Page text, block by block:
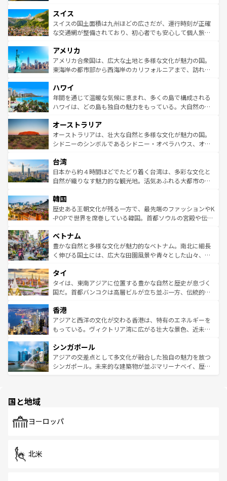
れる地方に足を運ぶとそれぞれで全く異なる文化を体験で
きるだろう。 なお、新着のフランス情報はコンテンツ一覧
を参照してほしい。
は、お酒好きな人にはぜひ体験してほしい。 なお、新着の
ドイツ情報はコンテンツ一覧を参照してほしい。
リアごとに異なる魅力がある。また、優雅なアフタヌーン
ティー、ビール好きにはたまらない英国パブ、サッカー観
戦など、本場だからこそできる体験も豊富。イギリスを旅
ンツ一覧を参照してほしい。
スイス
スイスの国土面積は九州ほどの広さだが、運行時刻が正確
な交通網が整備されており、初心者でも安心して個人旅行
の建物がそのまま残る町や、スイスならではのユニークな
博物館もあり、アルプス観光だけでなく町歩きも満喫する
ことができる。国民の所得が高いため物価も高いが、旅行
ば市内交通費無料で観光を楽しむこともできる。 なお、新
着のスイス情報はコンテンツ一覧 を参照してほしい。
アメリカ
アメリカ合衆国は、広大な土地と多様な文化が魅力の国。
東海岸の都市部から西海岸のカリフォルニアまで、訪れる
のような巨大都市は、観光、ショッピング、エンターテイ
ンメントが詰まった刺激的なスポットだ。一方、アメリカ
西部には大自然が広がり、グランドキャニオンやイエロー
部のニューオーリンズでは、音楽と美食が融合した独特の
文化が魅力。旅行者はアメリカの各地域で異なる魅力を楽
しみながら、その多様性と豊かな歴史を感じることができ
ならではの贅沢な旅のスタイルだ。 なお、新着のアメリカ
情報はコンテンツ一覧を参照してほしい。
ハワイ
年間を通じて温暖な気候に恵まれ、多くの島で構成される
ハワイは、どの島も独自の魅力をもっている。大自然の神
ワイ島は見逃せない。また、定番の観光地といえばオアフ
島だが、静かな自然を求めるならマウイ島やカウアイ島が
おすすめ。エメラルドグリーンに輝く海をはじめ、豊かな
れるおもてなしの心で訪れる人々を迎えてくれるハワイの
人々、おいしいローカルフードやハワイアンミュージッ
ク、伝統的なフラダンスなど、すべてがハワイの魅力を彩
ワイを、存分に味わってほしい。 なお、新着のハワイ情報
はコンテンツ一覧を参照してほしい。
オーストラリア
オーストラリアは、壮大な自然と多様な文化が魅力の国。
シドニーのシンボルであるシドニー・オペラハウス、オー
リアリーフや大陸中央部にそびえるウルル（エアーズロッ
ク）、タスマニアの美しい原生林やケアンズの熱帯雨林な
ど、見どころがたくさん。また、カフェやワイン、オージ
いる。アクティビティも充実しており、サーフィンやダイ
ビング、ハイキングなど、アウトドア好きにはたまらな
い。オーストラリアの多彩な魅力を存分に味わいつくそ
参照してほしい。
台湾
日本から約４時間ほどでたどり着く台湾は、多彩な文化と
自然が織りなす魅力的な観光地。活気あふれる大都市の台
ン）、静ひつな山岳地帯である台湾東部など、都市の喧騒
と山間の静けさが共存しており、訪れる人に新しい発見と
驚きをもたらしてくれる。また、奥深い台湾の食文化も魅
容にもいいと評判のスイーツなど、バラエティ豊かな料理
が味わえる。 なお、新着の台湾情報は コンテンツ一覧を参
照してほしい。
韓国
歴史ある王朝文化が残る一方で、最先端のファッションやK
-POPで世界を席巻している韓国。首都ソウルの宮殿や伝統
き、地方に足を延ばせば四季折々の自然美を楽しむことが
できる。そして、キムチや焼肉、絶品のストリートフード
まで、さまざまな韓国料理が待っている。夜には、韓国な
リティに包まれながら、韓国の多彩な魅力を心ゆくまで味
わってみてほしい。 なお、新着の韓国情報はコンテンツ一
覧を参照してほしい。
ベトナム
豊かな自然と多様な文化が魅力的なベトナム。南北に細長
く伸びる国土には、広大な田園風景や青々とした山々、世
急速な発展と共に伝統が息づく。ハノイの古い町並みやホ
ーチミン市のフランス統治時代の建物も、独特の雰囲気を
醸し出している。また、バラエティの豊かさとおいしさで
とつ。フォーやバインミー、ベトナムコーヒーなどは、ぜ
ひ現地で味わいたい。どの地域を訪れてもあたたかい人々
が旅行者を迎えてくれるので、きっと忘れられない旅にな
参照してほしい。
タイ
タイは、東南アジアに位置する豊かな自然と歴史が息づく
国だ。首都バンコクは高層ビルが立ち並ぶ一方、伝統的な
の活気が交差している。北部ではチェンマイなどの山岳地
帯で自然と触れ合い、南部ではプーケットやクラビの美し
いビーチでリゾート気分を楽しむことができる。タイ料理
激する。気候は一年中温暖で、どの季節にも異なる楽しみ
が待っている。親しみやすいタイの人々、仏教を中心とし
た文化、そして多様な観光資源が、訪れる旅人を魅了し続
香港
アジアと西洋の文化が交わる香港は、特有のエネルギーを
もっている。ヴィクトリア湾に広がる壮大な景色、近未来
み、どこを訪れても感動するはず。観光スポットが密集し
ており、効率よく見どころを回れるのも魅力。息をのむよ
うな絶景から文化的な体験まで、香港を存分に楽しみ尽く
シンガポール
アジアの交差点として多文化が融合した独自の魅力を放つ
シンガポール。未来的な建築物が並ぶマリーナベイ、歴史
で、ホーカーズは地元の風情を楽しめる外せないスポット
国と地域
ヨーロッパ
北米